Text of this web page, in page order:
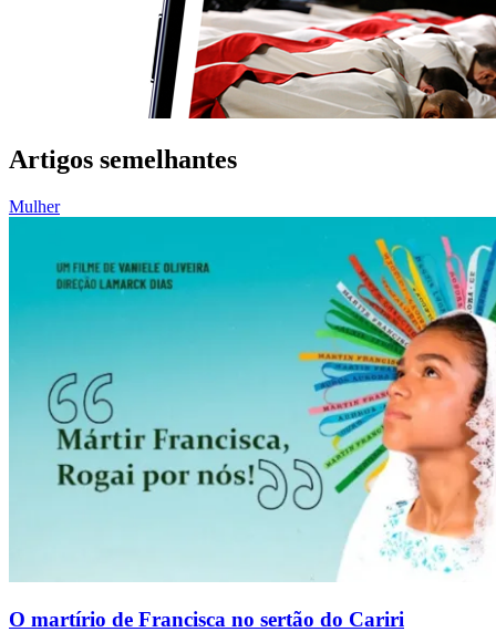
Artigos semelhantes
Mulher
O martírio de Francisca no sertão do Cariri